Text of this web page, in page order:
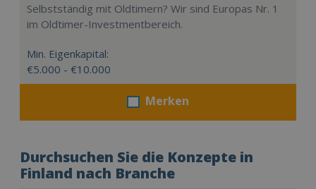
Selbstständig mit Oldtimern? Wir sind Europas Nr. 1
im Oldtimer-Investmentbereich.
Min. Eigenkapital:
€5.000 - €10.000
Merken
Durchsuchen Sie die Konzepte in
Finland nach Branche